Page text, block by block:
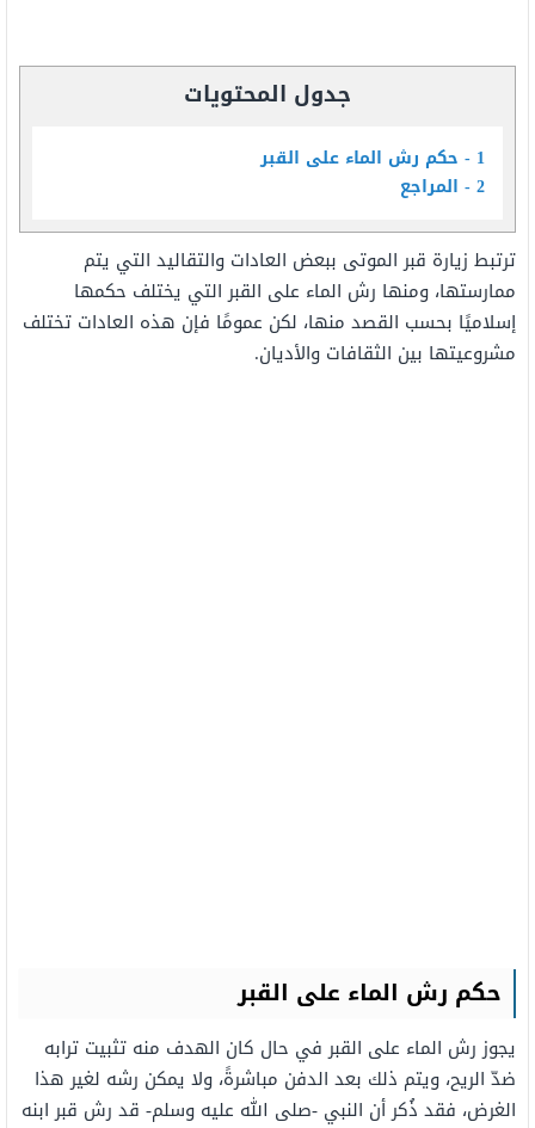
جدول المحتويات
1
حكم رش الماء على القبر
2 المراجع
ترتبط زيارة قبر الموتى ببعض العادات والتقاليد التي يتم
ممارستها، ومنها رش الماء على القبر التي يختلف حكمها
إسلاميًا بحسب القصد منها، لكن عمومًا فإن هذه العادات تختلف
مشروعيتها بين الثقافات والأديان.
حكم رش الماء على القبر
يجوز رش الماء على القبر في حال كان الهدف منه تثبيت ترابه
ضدّ الريح، ويتم ذلك بعد الدفن مباشرةً، ولا يمكن رشه لغير هذا
الغرض، فقد ذُكر أن النبي -صلى الله عليه وسلم- قد رش قبر ابنه